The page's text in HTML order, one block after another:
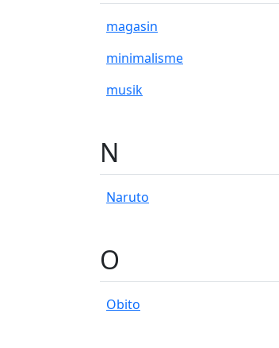
magasin
minimalisme
musik
N
Naruto
O
Obito